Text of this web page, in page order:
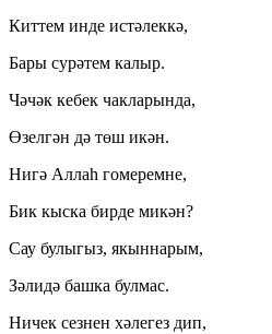
Киттем инде истәлеккә,
Бары сурәтем калыр.
Чәчәк кебек чакларында,
Өзелгән дә төш икән.
Нигә Аллаһ гомеремне,
Бик кыска бирде микән?
Сау булыгыз, якыннарым,
Зәлидә башка булмас.
Ничек сезнен хәлегез дип,